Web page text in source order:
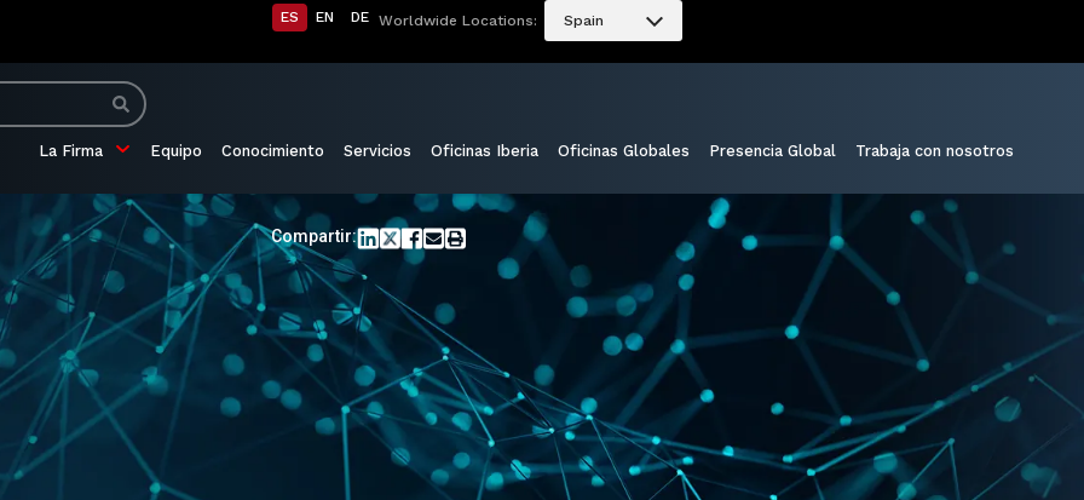
ES EN DE Worldwide Locations: Spain
La Firma Equipo Conocimiento Servicios Oficinas Iberia Oficinas Globales Presencia Global Trabaja con nosotros
Compartir: